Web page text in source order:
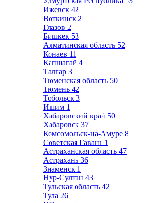
Ижевск 42
Воткинск 2
Глазов 2
Бишкек 53
Алматинская область 52
Конаев 11
Капшагай 4
Талгар 3
Тюменская область 50
Тюмень 42
Тобольск 3
Ишим 1
Хабаровский край 50
Хабаровск 37
Комсомольск-на-Амуре 8
Советская Гавань 1
Астраханская область 47
Астрахань 36
Знаменск 1
Нур-Султан 43
Тульская область 42
Тула 26